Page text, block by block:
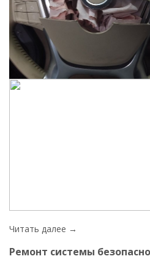
Читать далее →
Ремонт системы